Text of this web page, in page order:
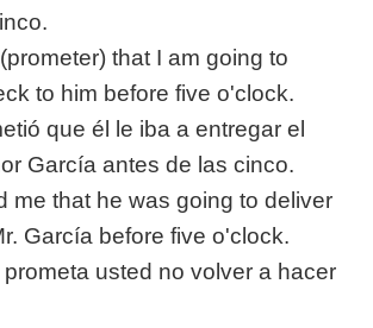
that I am going to
to him before five o'clock.
que él le iba a entregar el
García antes de las cinco.
me that he was going to deliver
García before five o'clock.
usted no volver a hacer